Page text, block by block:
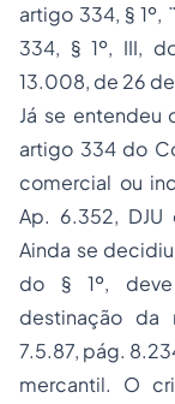
artigo 334, §
334, § 1º, III,
13.008, de 26
Já se entendeu
artigo 334 do
comercial ou
Ap. 6.352,
Ainda se
do § 1º,
destinação da
7.5.87, pág.
mercantil. O